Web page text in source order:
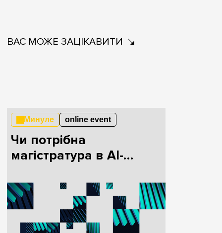
ВАС МОЖЕ ЗАЦІКАВИТИ
Минуле online event
Чи потрібна
магістратура в AI-